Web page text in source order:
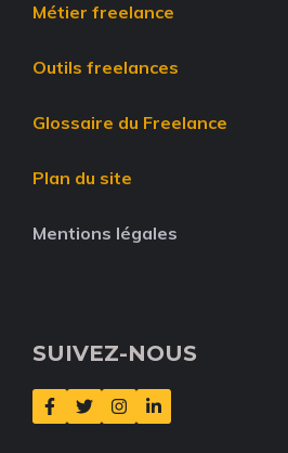
Métier freelance
Outils freelances
Glossaire du Freelance
Plan du site
Mentions légales
SUIVEZ-NOUS